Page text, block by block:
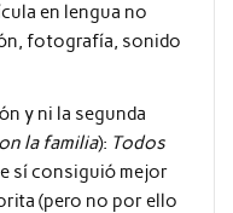
en lengua no
fotografía, sonido
y ni la segunda
la familia): Todos
sí consiguió mejor
(pero no por ello